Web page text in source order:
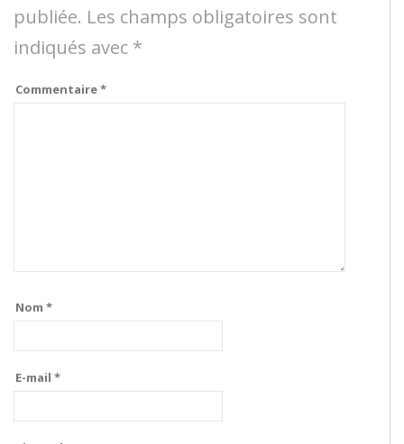
publiée. Les champs obligatoires sont
indiqués avec *
Commentaire*
Nom *
E-mail *